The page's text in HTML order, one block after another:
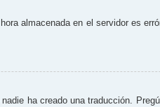
almacenada en el servidor es
ha creado una traducción.